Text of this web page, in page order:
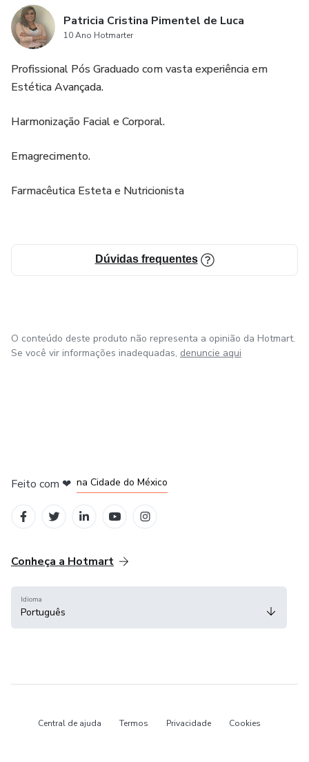
Patricia Cristina Pimentel de Luca
10 Ano Hotmarter
Profissional Pós Graduado com vasta experiência em
Estética Avançada.
Harmonização Facial e Corporal.
Emagrecimento.
Farmacêutica Esteta e Nutricionista
Dúvidas frequentes
O conteúdo deste produto não representa a opinião da Hotmart.
Se você vir informações inadequadas, denuncie aqui
Feito com ❤ na Cidade do México
Conheça a Hotmart
Idioma
Português
Central de ajuda Termos Privacidade Cookies